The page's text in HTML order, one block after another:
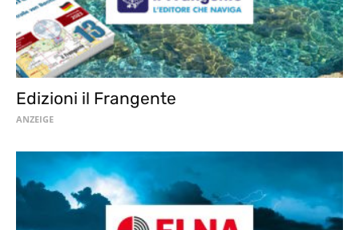
Edizioni il Frangente
ANZEIGE